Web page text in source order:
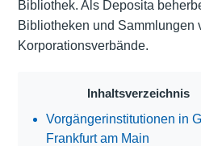
Bibliothek. Als Deposita
Bibliotheken und Sammlungen
Korporationsverbände.
Inhaltsverzeichnis
Vorgängerinstitutionen in
Frankfurt am Main